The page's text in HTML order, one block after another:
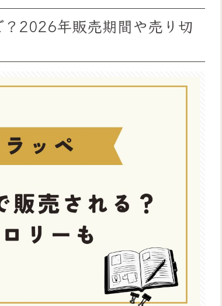
2026年販売期間や売り切